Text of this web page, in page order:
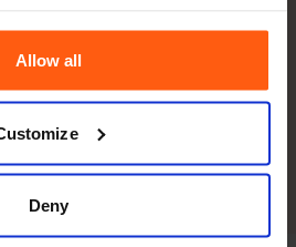
Allow all
Deny
+31 30 782 0590